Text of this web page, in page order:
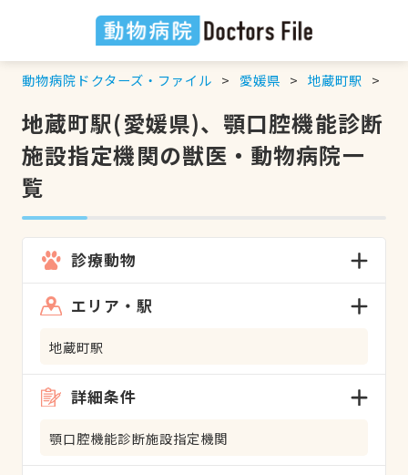
動物病院ドクターズ・ファイル 愛媛県 地蔵町駅
地蔵町駅(愛媛県)、顎口腔機能診断
施設指定機関の獣医・動物病院一
覧
診療動物
エリア・駅
地蔵町駅
詳細条件
顎口腔機能診断施設指定機関